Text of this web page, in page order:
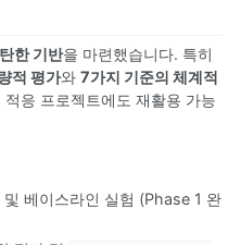
한 기반을 마련했습니다. 특히
적 평가와 7가지 기준의 체계적
응 프로젝트에도 재활용 가능
베이스라인 실험 (Phase 1 완